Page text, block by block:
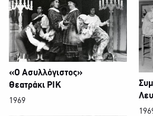
«Ο Ασυλλόγιστος»
Θεατράκι ΡΙΚ
1969